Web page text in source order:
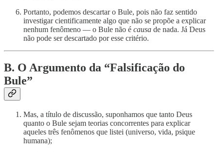
Portanto, podemos descartar o Bule, pois não faz sentido
investigar cientificamente algo que não se propõe a explicar
nenhum fenômeno — o Bule não é causa de nada. Já Deus
não pode ser descartado por esse critério.
B. O Argumento da “Falsificação do
Bule”
Mas, a título de discussão, suponhamos que tanto Deus
quanto o Bule sejam teorias concorrentes para explicar
aqueles três fenômenos que listei (universo, vida, psique
humana);